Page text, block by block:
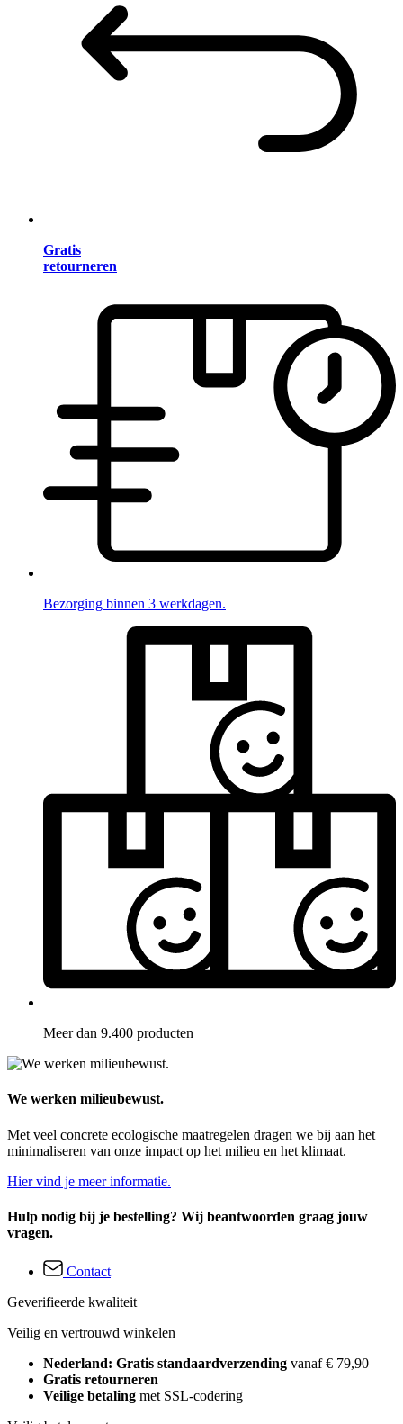
Gratis
retourneren
Bezorging binnen 3 werkdagen.
Meer dan 9.400 producten
We werken milieubewust.
Met veel concrete ecologische maatregelen dragen we bij aan het
minimaliseren van onze impact op het milieu en het klimaat.
Hier vind je meer informatie.
Hulp nodig bij je bestelling? Wij beantwoorden graag jouw
vragen.
Contact
Geverifieerde kwaliteit
Veilig en vertrouwd winkelen
Nederland: Gratis standaardverzending vanaf € 79,90
Gratis retourneren
Veilige betaling met SSL-codering